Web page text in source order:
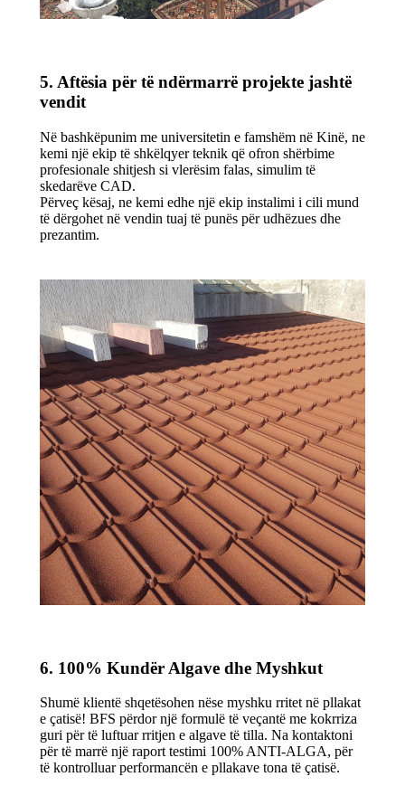
5. Aftësia për të ndërmarrë projekte jashtë
vendit
Në bashkëpunim me universitetin e famshëm në Kinë, ne
kemi një ekip të shkëlqyer teknik që ofron shërbime
profesionale shitjesh si vlerësim falas, simulim të
skedarëve CAD.
Përveç kësaj, ne kemi edhe një ekip instalimi i cili mund
të dërgohet në vendin tuaj të punës për udhëzues dhe
prezantim.
6. 100% Kundër Algave dhe Myshkut
Shumë klientë shqetësohen nëse myshku rritet në pllakat
e çatisë! BFS përdor një formulë të veçantë me kokrriza
guri për të luftuar rritjen e algave të tilla. Na kontaktoni
për të marrë një raport testimi 100% ANTI-ALGA, për
të kontrolluar performancën e pllakave tona të çatisë.